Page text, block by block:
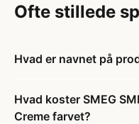
Ofte stillede
Hvad er navnet på
Hvad koster SMEG
Creme farvet?